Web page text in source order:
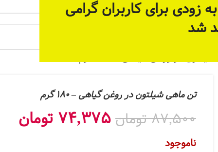
زودی برای کاربران گرامی
شد
در روغن گیاهی – 180 گرم
تن ماهی شیلتون در روغن گیاهی – 180 گرم
87,500تومان74,375 تومان
ناموجود